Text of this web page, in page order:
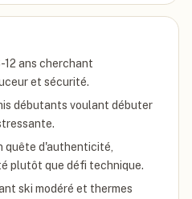
ans cherchant
et sécurité.
débutants voulant débuter
quête d'authenticité,
plutôt que défi technique.
ski modéré et thermes